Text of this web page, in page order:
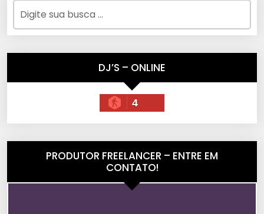
DJ’S – ONLINE
4
PRODUTOR FREELANCER – ENTRE EM
CONTATO!